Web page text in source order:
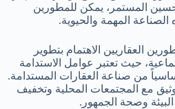
المستمر، يمكن للمطورين
الصناعة المهمة والحيوية.
العقاريين الاهتمام بتطوير
حيث تعتبر عوامل الاستدامة
من صناعة العقارات المستدامة.
مع المجتمعات المحلية وتخفيف
وصحة الجمهور.